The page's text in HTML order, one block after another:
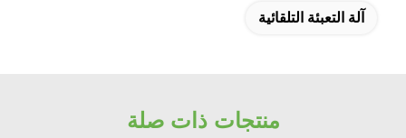
آلة التعبئة التلقائية
منتجات ذات صلة